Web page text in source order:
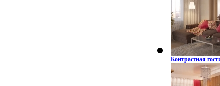
Контрастная